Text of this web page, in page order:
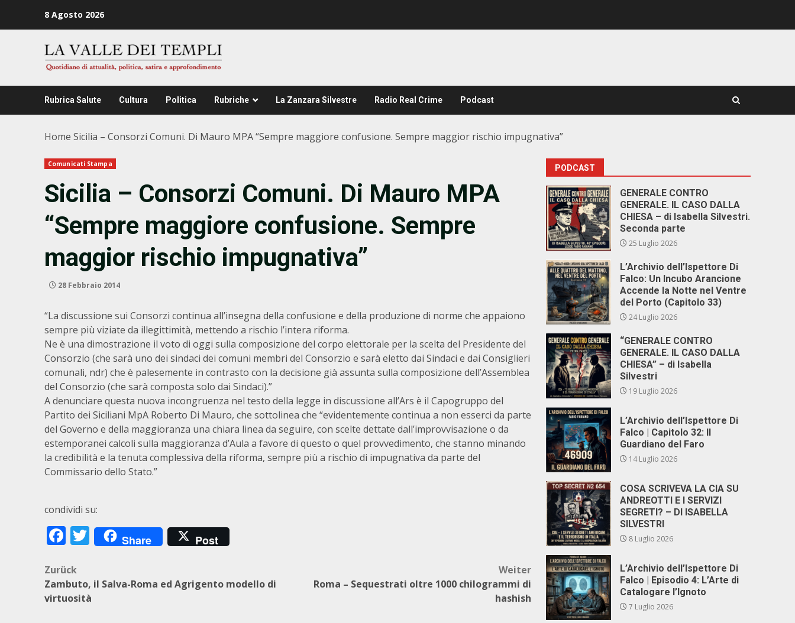
8 Agosto 2026
Rubrica Salute Cultura Politica Rubriche La Zanzara Silvestre Radio Real Crime Podcast
Home Sicilia – Consorzi Comuni. Di Mauro MPA “Sempre maggiore confusione. Sempre maggior rischio impugnativa”
Comunicati Stampa
Sicilia – Consorzi Comuni. Di Mauro MPA
“Sempre maggiore confusione. Sempre
maggior rischio impugnativa”
28 Febbraio 2014
“La discussione sui Consorzi continua all’insegna della confusione e della produzione di norme che appaiono
sempre più viziate da illegittimità, mettendo a rischio l’intera riforma.
Ne è una dimostrazione il voto di oggi sulla composizione del corpo elettorale per la scelta del Presidente del
Consorzio (che sarà uno dei sindaci dei comuni membri del Consorzio e sarà eletto dai Sindaci e dai Consiglieri
comunali, ndr) che è palesemente in contrasto con la decisione già assunta sulla composizione dell’Assemblea
del Consorzio (che sarà composta solo dai Sindaci).”
A denunciare questa nuova incongruenza nel testo della legge in discussione all’Ars è il Capogruppo del
Partito dei Siciliani MpA Roberto Di Mauro, che sottolinea che “evidentemente continua a non esserci da parte
del Governo e della maggioranza una chiara linea da seguire, con scelte dettate dall’improvvisazione o da
estemporanei calcoli sulla maggioranza d’Aula a favore di questo o quel provvedimento, che stanno minando
la credibilità e la tenuta complessiva della riforma, sempre più a rischio di impugnativa da parte del
Commissario dello Stato.”
condividi su:
Facebook
Twitter
Share Post
Beitragsnavigation
Zurück
Zambuto, il Salva-Roma ed Agrigento modello di
virtuosità
Weiter
Roma – Sequestrati oltre 1000 chilogrammi di
hashish
PODCAST
GENERALE CONTRO
GENERALE. IL CASO DALLA
CHIESA – di Isabella Silvestri.
Seconda parte
25 Luglio 2026
L’Archivio dell’Ispettore Di
Falco: Un Incubo Arancione
Accende la Notte nel Ventre
del Porto (Capitolo 33)
24 Luglio 2026
“GENERALE CONTRO
GENERALE. IL CASO DALLA
CHIESA” – di Isabella
Silvestri
19 Luglio 2026
L’Archivio dell’Ispettore Di
Falco | Capitolo 32: Il
Guardiano del Faro
14 Luglio 2026
COSA SCRIVEVA LA CIA SU
ANDREOTTI E I SERVIZI
SEGRETI? – DI ISABELLA
SILVESTRI
8 Luglio 2026
L’Archivio dell’Ispettore Di
Falco | Episodio 4: L’Arte di
Catalogare l’Ignoto
7 Luglio 2026